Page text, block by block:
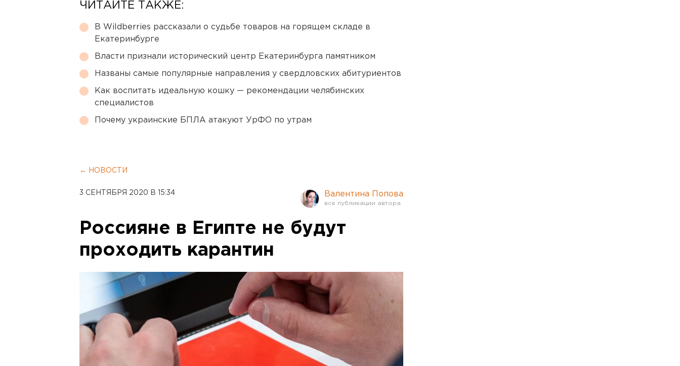
ЧИТАЙТЕ ТАКЖЕ:
В Wildberries рассказали о судьбе товаров на горящем складе в
Екатеринбурге
Власти признали исторический центр Екатеринбурга памятником
Названы самые популярные направления у свердловских абитуриентов
Как воспитать идеальную кошку — рекомендации челябинских
специалистов
Почему украинские БПЛА атакуют УрФО по утрам
← НОВОСТИ
3 СЕНТЯБРЯ 2020 В 15:34 Валентина Попова
Россияне в Египте не будут
проходить карантин